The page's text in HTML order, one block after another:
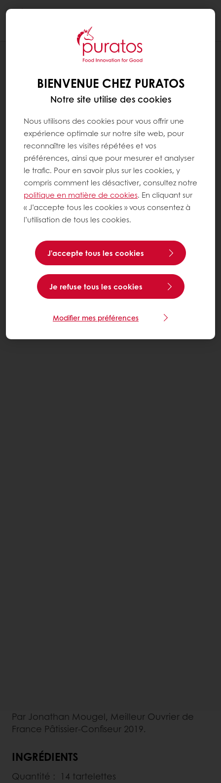
AMANDE
Par Jonathan Mougel, Meilleur Ouvrier de
France Pâtissier-Confiseur 2019.
INGRÉDIENTS
Quantité : 14 tartelettes
BIENVENUE CHEZ PURATOS
Notre site utilise des cookies
Nous utilisons des cookies pour vous offrir une
expérience optimale sur notre site web, pour
reconnaître les visites répétées et vos
préférences, ainsi que pour mesurer et analyser
le trafic. Pour en savoir plus sur les cookies, y
compris comment les désactiver, consultez notre
politique en matière de cookies. En cliquant sur
« J’accepte tous les cookies » vous consentez à
l’utilisation de tous les cookies.
J’accepte tous les cookies
Je refuse tous les cookies
Modifier mes préférences